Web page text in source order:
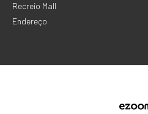
Recreio Mall
Endereço